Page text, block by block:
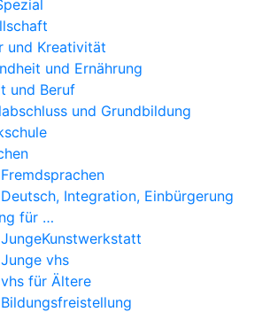
und Kreativität
und Ernährung
und Beruf
und Grundbildung
Fremdsprachen
Deutsch, Integration, Einbürgerung
für …
JungeKunstwerkstatt
Junge vhs
vhs für Ältere
Bildungsfreistellung